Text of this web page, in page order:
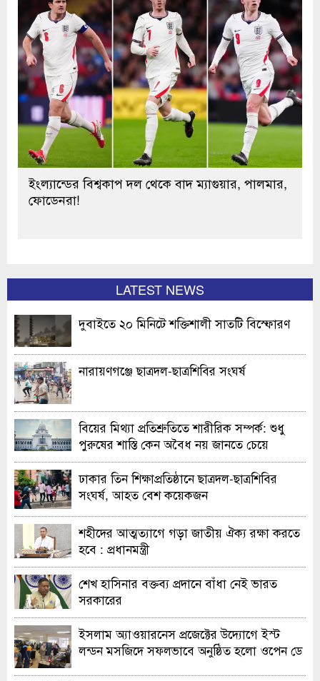
ইংল্যান্ডের বিশ্বকাপ দল থেকে বাদ ম্যাগুয়ার, পালমার,
ফোডেনরা!
LATEST NEWS
দুবাইতে ২০ মিনিটে শক্তিশালী সাতটি বিস্ফোরণ
নারায়ণগঞ্জে ছাত্রদল-ছাত্রশিবির সংঘর্ষ
বিয়ের মিথ্যা প্রতিশ্রুতিতে শারীরিক সম্পর্ক: শুধু
পুরুষের শাস্তি কেন অবৈধ নয় জানতে চেয়ে
হাইকোর্টের রুল
ঢাকার তিন শিক্ষাপ্রতিষ্ঠানে ছাত্রদল-ছাত্রশিবির
সংঘর্ষ, আহত বেশ কয়েকজন
শহীদের আত্মত্যাগে গড়া জাতীয় ঐক্য রক্ষা করতে
হবে : প্রধানমন্ত্রী
শেখ হাসিনার বক্তব্য প্রদানে বাঁধা নেই ভারত
সরকারের
ইসলাম অ্যাওয়ারনেস প্রজেক্টের উদ্যোগে ইস্ট
লন্ডন মসজিদে সফলভাবে অনুষ্ঠিত হলো ওপেন ডে